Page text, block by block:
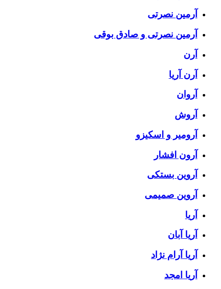
آرمین نصرتی
آرمین نصرتی و صادق بوقی
آرن
آرن آریا
آروان
آروش
آرومیر و اسکیزو
آرون افشار
آروین بستکی
آروین صمیمی
آریا
آریا آبان
آریا آرام نژاد
آریا امجد